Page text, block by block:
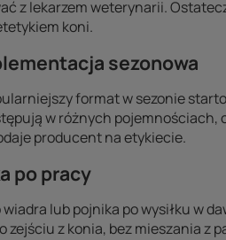
z lekarzem weterynarii.
koni.
sezonowa
format w sezonie
w różnych
producent na etykiecie.
po pracy
lub pojnika po wysiłku w
zejściu z konia, bez mieszania z